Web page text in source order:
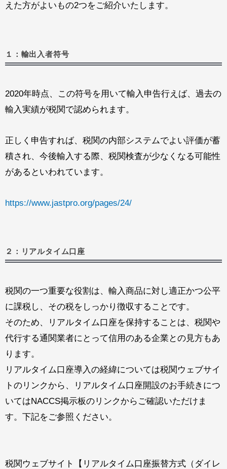
えた方がよいもの2つをご紹介いたします。
１：輸出入者符号
2020年時点、この符号を用いて輸入申告行えば、過去の
輸入実績が税関で認められます。
正しく申告すれば、税関の内部システムでよい評価が蓄
積され、今後輸入する際、税関検査が少なくなる可能性
があるといわれています。
https://www.jastpro.org/pages/24/​
２：リアルタイム口座
税関の一つ重要な役割は、輸入商品に対し適正かつ公平
に課税し、その税をしっかり徴収することです。
そのため、リアルタイム口座を保持することは、税関や
代行する通関業者にとって信用のある企業との見方もあ
ります。
リアルタイム口座導入の経緯については税関ウェブサイ
トのリンクから、リアルタイム口座開設のお手続きにつ
いてはNACCS掲示板のリンクからご確認いただけま
す。下記をご参照ください。
税関ウェブサイト【リアルタイム口座振替方式（ダイレ